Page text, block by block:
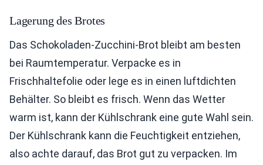
Lagerung des Brotes
Das Schokoladen-Zucchini-Brot bleibt am besten
bei Raumtemperatur. Verpacke es in
Frischhaltefolie oder lege es in einen luftdichten
Behälter. So bleibt es frisch. Wenn das Wetter
warm ist, kann der Kühlschrank eine gute Wahl sein.
Der Kühlschrank kann die Feuchtigkeit entziehen,
also achte darauf, das Brot gut zu verpacken. Im